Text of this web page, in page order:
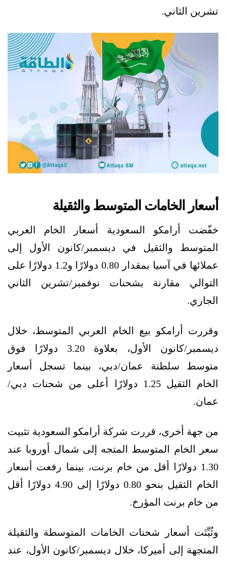
تشرين الثاني.
أسعار الخامات المتوسط والثقيلة
خفّضت أرامكو السعودية أسعار الخام العربي
المتوسط والثقيل في ديسمبر/كانون الأول إلى
عملائها في آسيا بمقدار 0.80 دولارًا و1.2 دولارًا على
التوالي مقارنة بشحنات نوفمبر/تشرين الثاني
الجاري.
وقررت أرامكو بيع الخام العربي المتوسط، خلال
ديسمبر/كانون الأول، بعلاوة 3.20 دولارًا فوق
متوسط سلطنة عمان/دبي، بينما تسجل أسعار
الخام الثقيل 1.25 دولارًا أعلى من شحنات دبي/
عمان.
من جهة أخرى، قررت شركة أرامكو السعودية تثبيت
سعر الخام المتوسط المتجه إلى شمال أوروبا عند
1.30 دولارًا أقل من خام برنت، بينما رفعت أسعار
الخام الثقيل بنحو 0.80 دولارًا إلى 4.90 دولارًا أقل
من خام برنت المؤرخ.
وثُبِّتَت أسعار شحنات الخامات المتوسطة والثقيلة
المتجهة إلى أميركا، خلال ديسمبر/كانون الأول، عند